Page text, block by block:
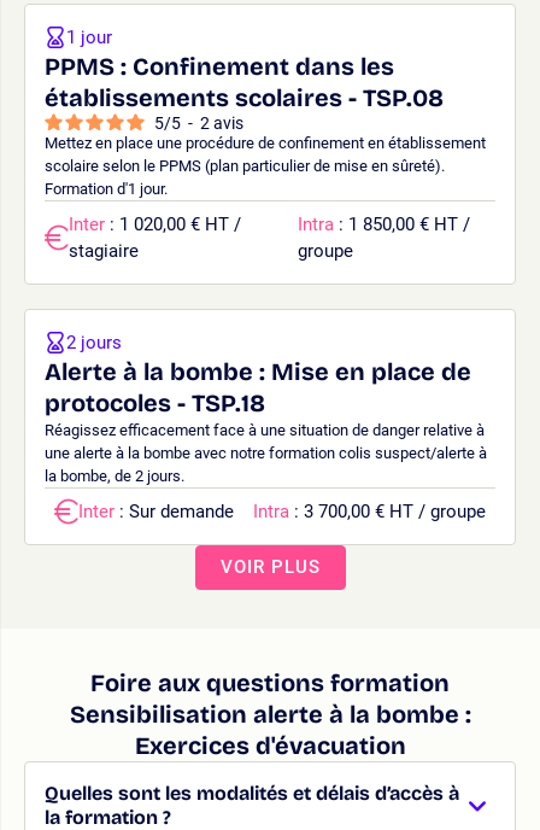
PPMS : Confinement dans les
établissements scolaires - TSP.08
5/5 - 2 avis
Mettez en place une procédure de confinement en établissement
scolaire selon le PPMS (plan particulier de mise en sûreté).
Formation d'1 jour.
1 jour
Inter : 1 020,00 € HT /
stagiaire
Intra : 1 850,00 € HT /
groupe
Alerte à la bombe : Mise en place de
protocoles - TSP.18
Réagissez efficacement face à une situation de danger relative à
une alerte à la bombe avec notre formation colis suspect/alerte à
la bombe, de 2 jours.
2 jours
Inter : Sur demande Intra : 3 700,00 € HT / groupe
VOIR PLUS
Foire aux questions formation
Sensibilisation alerte à la bombe :
Exercices d'évacuation
Quelles sont les modalités et délais d’accès à
la formation ?